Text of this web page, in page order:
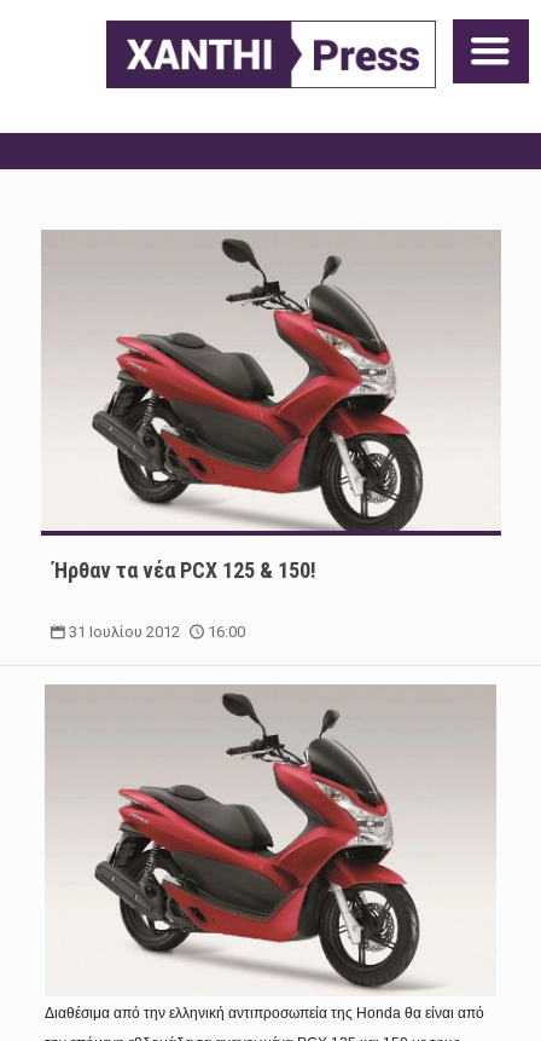
Ήρθαν τα νέα PCX 125 & 150!
31 Ιουλίου 2012 16:00
Διαθέσιμα από την ελληνική αντιπροσωπεία της Honda θα είναι από